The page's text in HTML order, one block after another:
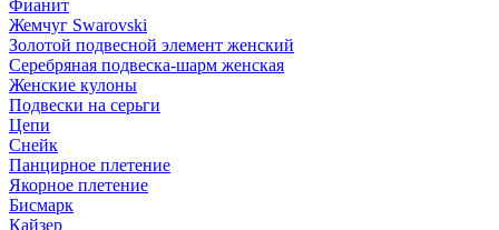
Фианит
Жемчуг Swarovski
Золотой подвесной элемент женcкий
Серебряная подвеска-шарм женская
Женские кулоны
Подвески на серьги
Цепи
Снейк
Панцирное плетение
Якорное плетение
Бисмарк
Кайзер